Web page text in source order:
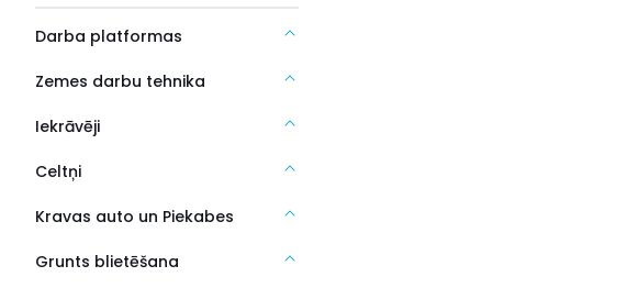
Darba platformas
Zemes darbu tehnika
Iekrāvēji
Celtņi
Kravas auto un Piekabes
Grunts blietēšana